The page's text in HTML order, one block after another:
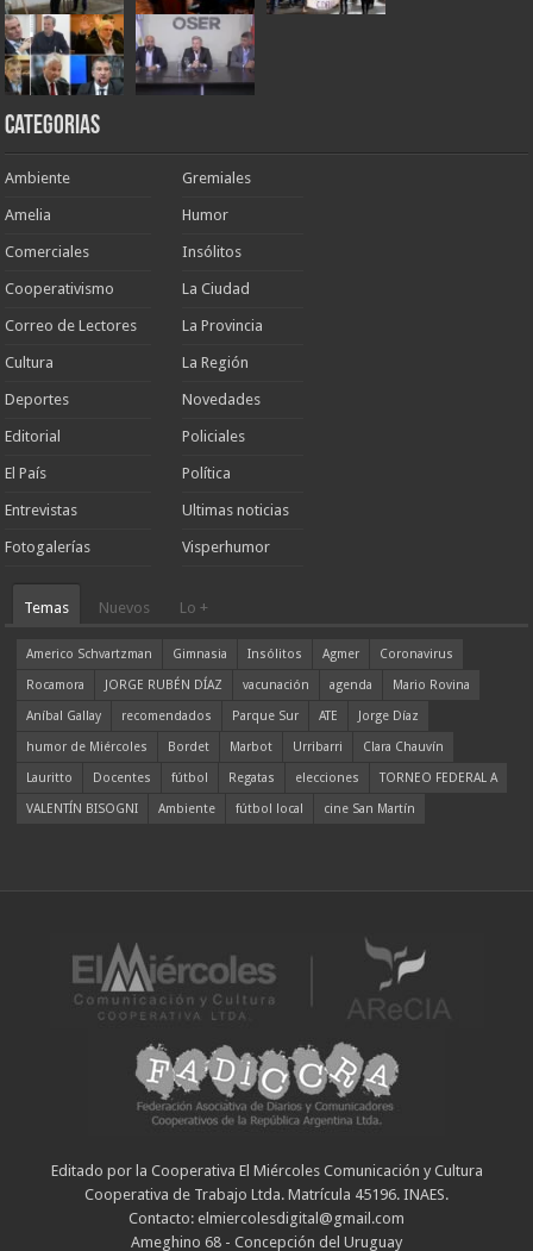
Categorias
Ambiente
Amelia
Comerciales
Cooperativismo
Correo de Lectores
Cultura
Deportes
Editorial
El País
Entrevistas
Fotogalerías
Gremiales
Humor
Insólitos
La Ciudad
La Provincia
La Región
Novedades
Policiales
Política
Ultimas noticias
Visperhumor
Temas Nuevos Lo +
Americo Schvartzman Gimnasia Insólitos Agmer
Coronavirus
Rocamora
JORGE RUBÉN DÍAZ vacunación agenda
Mario Rovina
Aníbal Gallay
recomendados Parque Sur ATE
Jorge Díaz
humor de Miércoles
Bordet Marbot Urribarri
Clara Chauvín
Lauritto
Docentes fútbol Regatas elecciones
TORNEO FEDERAL A
VALENTÍN BISOGNI
Ambiente fútbol local cine San Martín
Editado por la Cooperativa El Miércoles Comunicación y Cultura
Cooperativa de Trabajo Ltda. Matrícula 45196. INAES.
Contacto: elmiercolesdigital@gmail.com
Ameghino 68 - Concepción del Uruguay